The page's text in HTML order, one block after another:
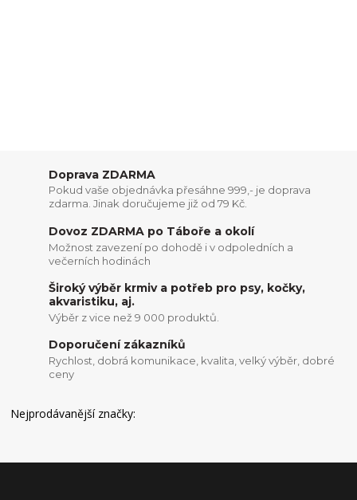
Doprava ZDARMA
Pokud vaše objednávka přesáhne 999,- je doprava
zdarma. Jinak doručujeme již od 79 Kč.
Dovoz ZDARMA po Táboře a okolí
Možnost zavezení po dohodě i v odpoledních a
večerních hodinách
Široký výběr krmiv a potřeb pro psy, kočky,
akvaristiku, aj.
Výběr z vice než 9 000 produktů.
Doporučení zákazníků
Rychlost, dobrá komunikace, kvalita, velký výběr, dobré
ceny
Nejprodávanější značky: